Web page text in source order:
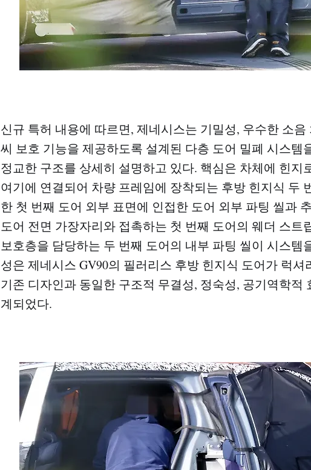
신규 특허 내용에 따르면, 제네시스는 기밀성, 우수한 소
씨 보호 기능을 제공하도록 설계된 다층 도어 밀폐 시스템
정교한 구조를 상세히 설명하고 있다. 핵심은 차체에 힌지
여기에 연결되어 차량 프레임에 장착되는 후방 힌지식 두
한 첫 번째 도어 외부 표면에 인접한 도어 외부 파팅 씰과
도어 전면 가장자리와 접촉하는 첫 번째 도어의 웨더 스트
보호층을 담당하는 두 번째 도어의 내부 파팅 씰이 시스템
성은 제네시스 GV90의 필러리스 후방 힌지식 도어가 럭셔
기존 디자인과 동일한 구조적 무결성, 정숙성, 공기역학적
계되었다.